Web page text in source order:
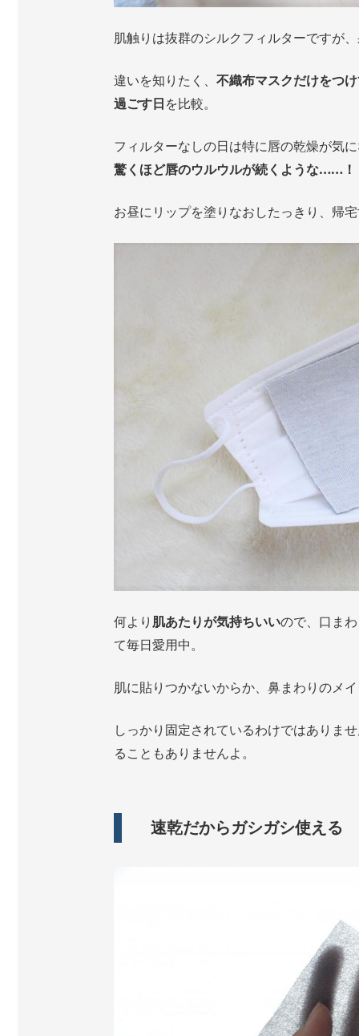
肌触りは抜群のシルクフィルターですが
違いを知りたく、 不織布マスクだけをつ
過ごす日 を比較。
フィルターなしの日は特に唇の乾燥が気
驚くほど唇のウルウルが続くような……！
お昼にリップを塗りなおしたっきり、帰
何より 肌あたりが気持ちいいので、口ま
て毎日愛用中。
肌に貼りつかないからか、鼻まわりのメ
しっかり固定されているわけではありま
ることもありませんよ。
速乾だからガシガシ使える